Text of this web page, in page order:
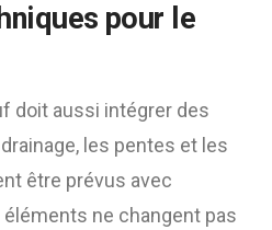
pour le
doit aussi intégrer des
les pentes et les
être prévus avec
ne changent pas